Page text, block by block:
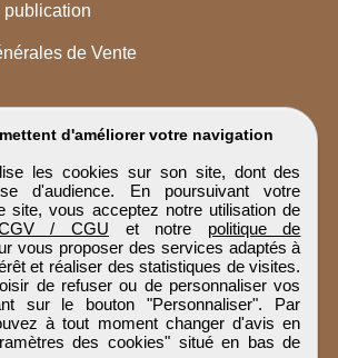
d'améliorer votre navigation
les cookies sur son site, dont des
d'audience. En poursuivant votre
site, vous acceptez notre utilisation de
/ CGU et notre politique de
vous proposer des services adaptés à
et réaliser des statistiques de visites.
de refuser ou de personnaliser vos
sur le bouton "Personnaliser". Par
à tout moment changer d'avis en
des cookies" situé en bas de
de Vente